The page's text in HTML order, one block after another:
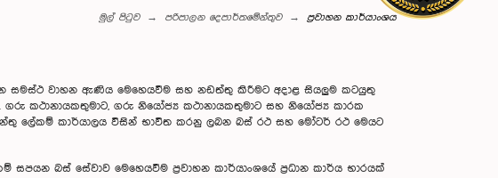
මුල් පිටුව පරිපාලන දෙපාර්තමේන්තුව ප්‍රවාහන කාර්යාංශය
සමස්ථ වාහන ඇණිය මෙහෙයවීම සහ නඩත්තු කිරීමට අදාළ සියලුම කටයුතු
ගරු කථානායකතුමාට, ගරු නියෝජ්‍ය කථානායකතුමාට සහ නියෝජ්‍ය කාරක
ලේකම් කාර්යාලය විසින් භාවිත කරනු ලබන බස් රථ සහ මෝටර් රථ මෙයට
බස් සේවාව මෙහෙයවීම ප්‍රවාහන කාර්යාංශයේ ප්‍රධාන කාර්ය භාරයක්